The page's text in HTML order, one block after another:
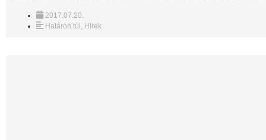
2017.07.20.
Határon túl , Hírek